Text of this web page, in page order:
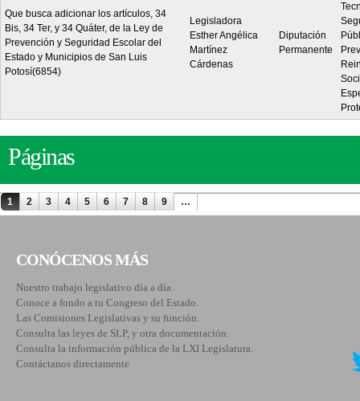
Que busca adicionar los artículos, 34
Bis, 34 Ter, y 34 Quáter, de la Ley de
Prevención y Seguridad Escolar del
Estado y Municipios de San Luis
Potosí(6854)
Legisladora
Esther Angélica
Martínez
Cárdenas
Diputación
Permanente
Páginas
1 2 3 4 5 6 7 8 9 …
CONÓCENOS MÁS
Nuestro trabajo legislativo día a día.
Conoce a fondo a tu Congreso del Estado.
Las Comisiones Legislativas y su función.
Consulta las leyes de SLP, y otra documentación.
Consulta la información pública de la LXI Legislatura.
Contáctanos directamente